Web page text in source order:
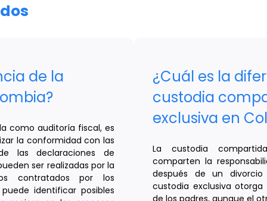
de la
como auditoría fiscal, es
la conformidad con las
las declaraciones de
ser realizadas por la
contratados por los
identificar posibles
¿Cuál es la
custodia
exclusiva en
La custodia
comparten la
después de un
custodia exclusiva
de los padres, aunque el